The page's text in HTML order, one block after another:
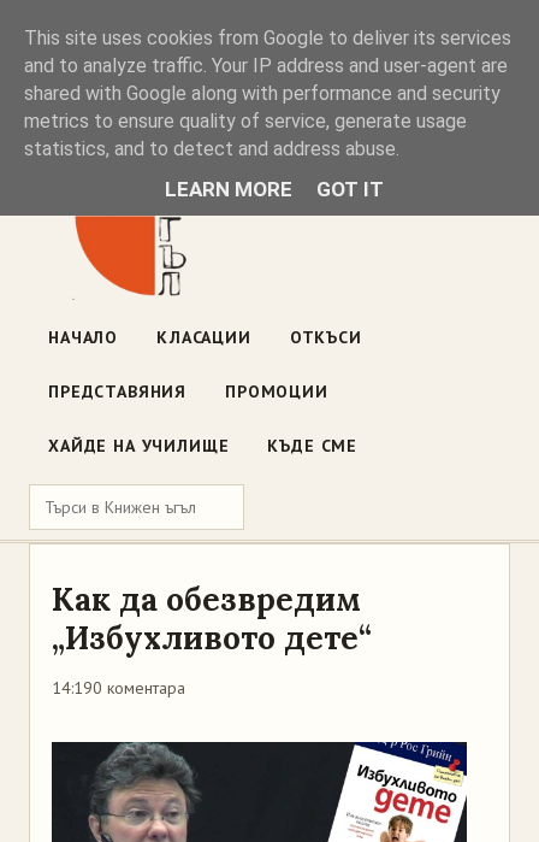
Книжен ъгъл
Блог на книжарницата — класации, откъси, нови книги
ул. „Оборище" 117, София· пон–пет 10:00–19:00 ·
НАЧАЛО КЛАСАЦИИ ОТКЪСИ
ПРЕДСТАВЯНИЯ ПРОМОЦИИ
ХАЙДЕ НА УЧИЛИЩЕ КЪДЕ СМЕ
Как да обезвредим
„Избухливото дете“
14:190 коментара
This site uses cookies from Google to deliver its services
and to analyze traffic. Your IP address and user-agent are
shared with Google along with performance and security
metrics to ensure quality of service, generate usage
statistics, and to detect and address abuse.
LEARN MORE GOT IT